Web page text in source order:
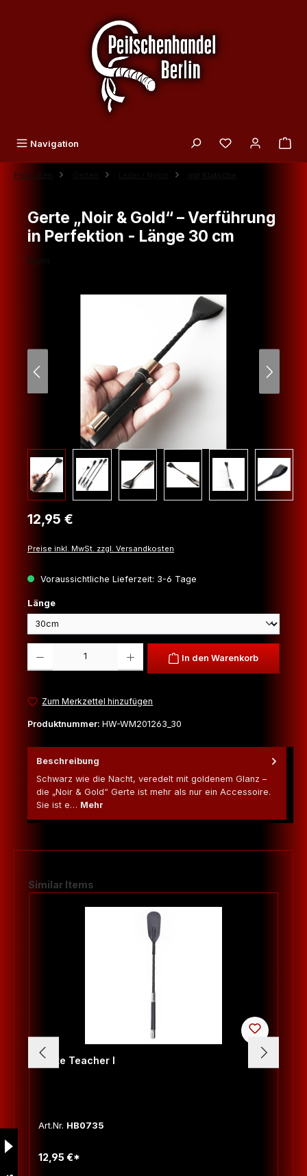
Navigation Du hast 0
Peitschen
Gerte „Noir & Gold“ – Verführung
in Perfektion - Länge 30 cm
Eigen
Regulärer Preis:
12,95 €
Preise inkl. MwSt. zzgl. Versandkosten
Voraussichtliche Lieferzeit: 3-6 Tage
Längeauswählen
In den Warenkorb
Zum Merkzettel hinzufügen
Produktnummer: HW-WM201263_30
Beschreibung
Schwarz wie die Nacht, veredelt mit goldenem Glanz –
die „Noir & Gold“ Gerte ist mehr als nur ein Accessoire.
Sie ist e… Mehr
Produktgalerie überspringen
Similar Items
Gerte Teacher I
Art.Nr. HB0735
12,95 €*